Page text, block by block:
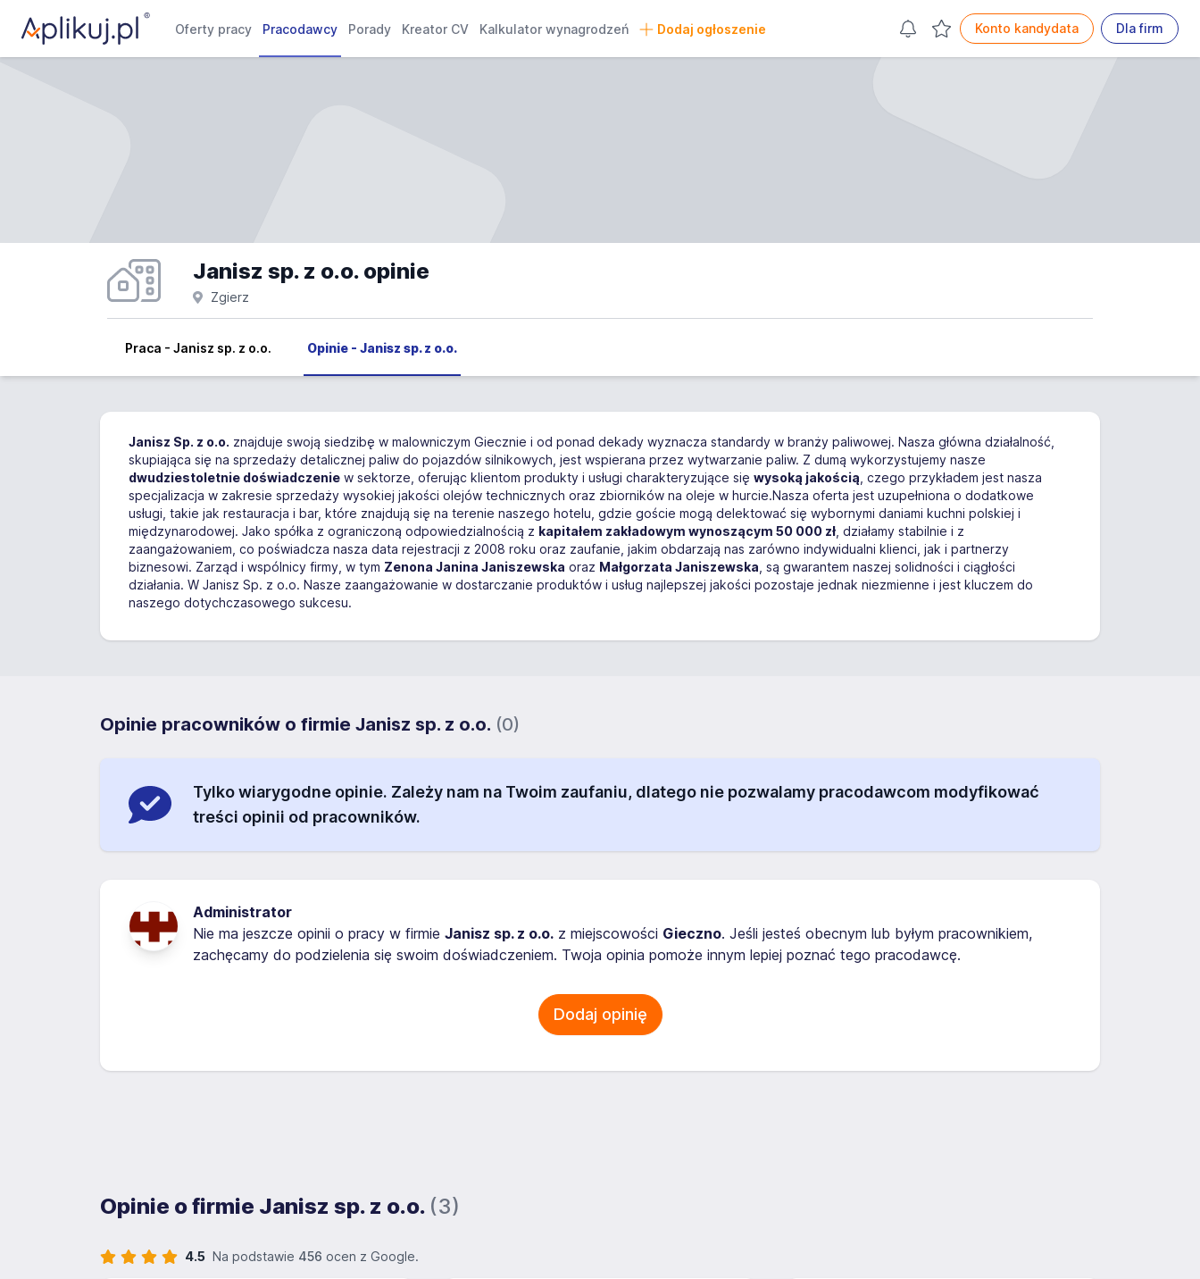
Oferty pracy Pracodawcy Porady Kreator CV Kalkulator wynagrodzeń Dodaj ogłoszenie Konto kandydata Dla firm
Janisz sp. z o.o. opinie
Zgierz
Praca - Janisz sp. z o.o. Opinie - Janisz sp. z o.o.
Janisz Sp. z o.o. znajduje swoją siedzibę w malowniczym Giecznie i od ponad dekady wyznacza standardy w branży paliwowej. Nasza główna działalność,
skupiająca się na sprzedaży detalicznej paliw do pojazdów silnikowych, jest wspierana przez wytwarzanie paliw. Z dumą wykorzystujemy nasze
dwudziestoletnie doświadczenie w sektorze, oferując klientom produkty i usługi charakteryzujące się wysoką jakością , czego przykładem jest nasza
specjalizacja w zakresie sprzedaży wysokiej jakości olejów technicznych oraz zbiorników na oleje w hurcie.Nasza oferta jest uzupełniona o dodatkowe
usługi, takie jak restauracja i bar, które znajdują się na terenie naszego hotelu, gdzie goście mogą delektować się wybornymi daniami kuchni polskiej i
międzynarodowej. Jako spółka z ograniczoną odpowiedzialnością z kapitałem zakładowym wynoszącym 50 000 zł , działamy stabilnie i z
zaangażowaniem, co poświadcza nasza data rejestracji z 2008 roku oraz zaufanie, jakim obdarzają nas zarówno indywidualni klienci, jak i partnerzy
biznesowi. Zarząd i wspólnicy firmy, w tym Zenona Janina Janiszewska oraz Małgorzata Janiszewska , są gwarantem naszej solidności i ciągłości
działania. W Janisz Sp. z o.o. Nasze zaangażowanie w dostarczanie produktów i usług najlepszej jakości pozostaje jednak niezmienne i jest kluczem do
naszego dotychczasowego sukcesu.
Opinie pracowników o firmie Janisz sp. z o.o. (0)
Tylko wiarygodne opinie. Zależy nam na Twoim zaufaniu, dlatego nie pozwalamy pracodawcom modyfikować
treści opinii od pracowników.
Administrator
Nie ma jeszcze opinii o pracy w firmie Janisz sp. z o.o. z miejscowości Gieczno. Jeśli jesteś obecnym lub byłym pracownikiem,
zachęcamy do podzielenia się swoim doświadczeniem. Twoja opinia pomoże innym lepiej poznać tego pracodawcę.
Dodaj opinię
Opinie o firmie Janisz sp. z o.o. (3)
4.5 Na podstawie 456 ocen z Google.